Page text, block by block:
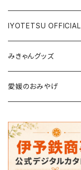
調味料
アパレル
ステーショナリー
トイ・小物
IYOTETSU OFFICIAL
坊っちゃん列車グッズ
その他伊予鉄グッズ
みきゃんグッズ
食品
衣類
愛媛のおみやげ
雑貨